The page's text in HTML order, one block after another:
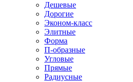
Дешевые
Дорогие
Эконом-класс
Элитные
Форма
П-образные
Угловые
Прямые
Радиусные